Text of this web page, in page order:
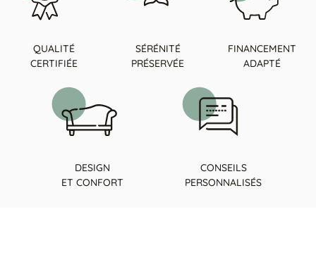
QUALITÉ
CERTIFIÉE
SÉRÉNITÉ
PRÉSERVÉE
FINANCEMENT
ADAPTÉ
DESIGN
ET CONFORT
CONSEILS
PERSONNALISÉS